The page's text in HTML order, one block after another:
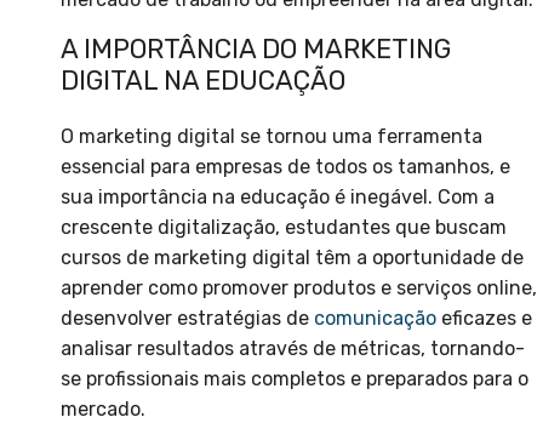
A IMPORTÂNCIA DO MARKETING
DIGITAL NA EDUCAÇÃO
O marketing digital se tornou uma ferramenta
essencial para empresas de todos os tamanhos, e
sua importância na educação é inegável. Com a
crescente digitalização, estudantes que buscam
cursos de marketing digital têm a oportunidade de
aprender como promover produtos e serviços online,
desenvolver estratégias de comunicação eficazes e
analisar resultados através de métricas, tornando-
se profissionais mais completos e preparados para o
mercado.